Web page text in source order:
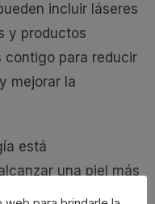
incluir láseres
y productos
contigo para reducir
mejorar la
está
una piel más
nuestros